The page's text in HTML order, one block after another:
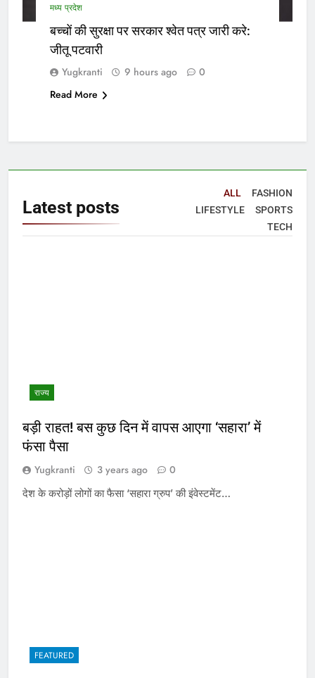
मध्य प्रदेश
बच्चों की सुरक्षा पर सरकार श्वेत पत्र जारी करे:
जीतू पटवारी
Yugkranti 9 hours ago
0
Read More
Latest posts
ALL
FASHION
LIFESTYLE
SPORTS
TECH
राज्य
बड़ी राहत! बस कुछ दिन में वापस आएगा ‘सहारा’ में
फंसा पैसा
Yugkranti 3 years ago 0
देश के करोड़ों लोगों का फैसा ‘सहारा ग्रुप’ की इंवेस्टमेंट…
FEATURED